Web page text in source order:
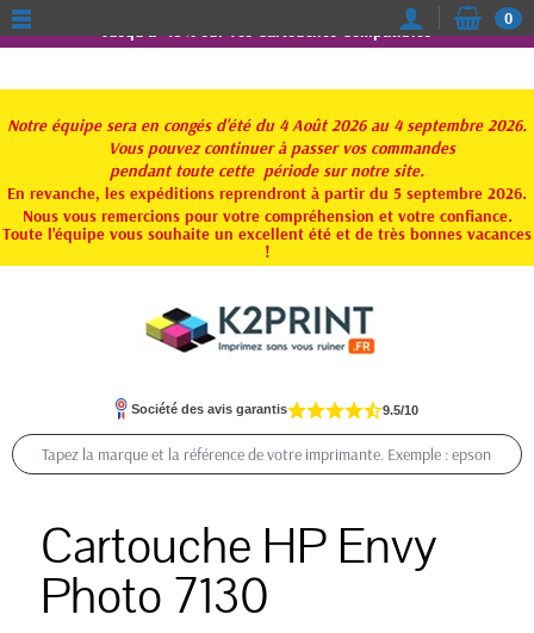
Jusqu'à -15% sur vos Cartouches Compatibles
Notre équipe sera en congés d'été du 4 Août 2026 au 4 septembre 2026.
Vous pouvez continuer à passer vos commandes
pendant toute cette période sur notre site.
En revanche, les expéditions reprendront à partir du 5 septembre 2026.
Nous vous remercions pour votre compréhension et votre confiance.
Toute l'équipe vous souhaite un excellent été et de très bonnes vacances
!
0
Société des avis garantis 9.5/10
Cartouche HP Envy
Photo 7130